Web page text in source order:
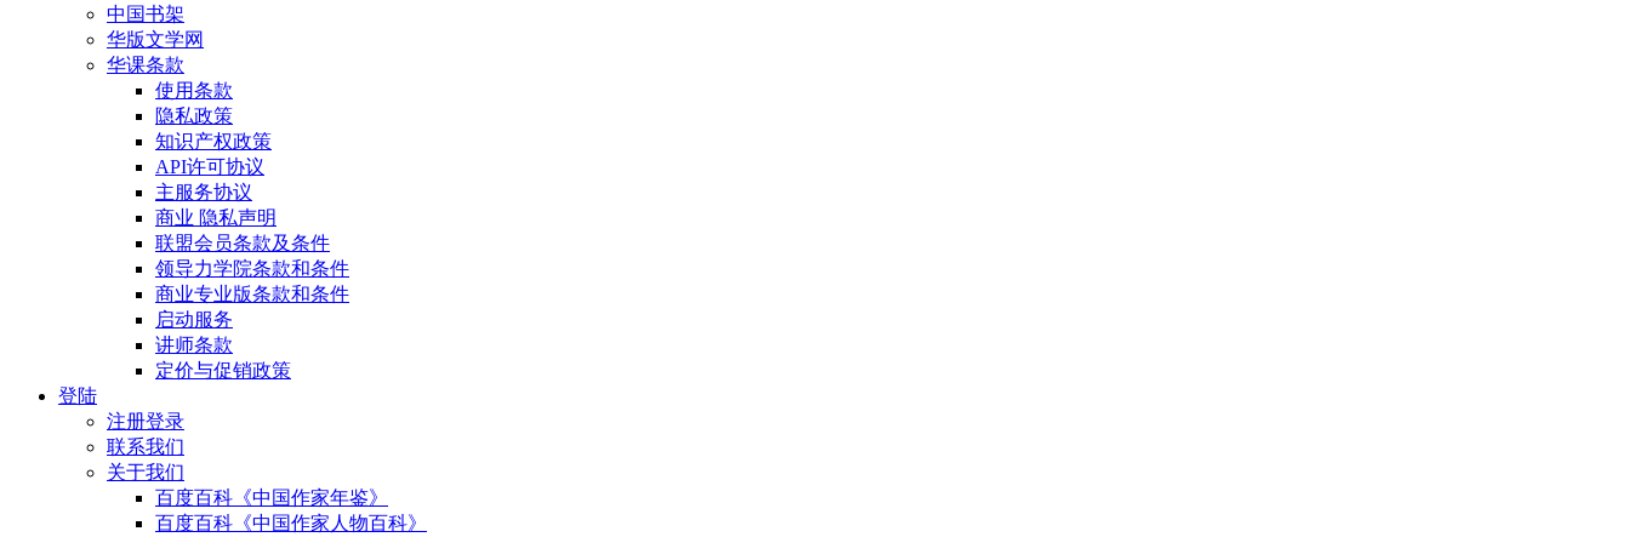
中国书架
华版文学网
华课条款
使用条款
隐私政策
知识产权政策
API许可协议
主服务协议
商业 隐私声明
联盟会员条款及条件
领导力学院条款和条件
商业专业版条款和条件
启动服务
讲师条款
定价与促销政策
登陆
注册登录
联系我们
关于我们
百度百科《中国作家年鉴》
百度百科《中国作家人物百科》